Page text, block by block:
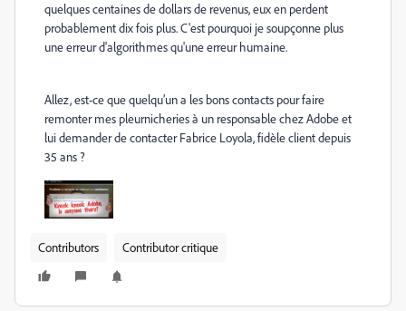
quelques centaines de dollars de revenus, eux en perdent
probablement dix fois plus. C'est pourquoi je soupçonne plus
une erreur d'algorithmes qu'une erreur humaine.
Allez, est-ce que quelqu’un a les bons contacts pour faire
remonter mes pleurnicheries à un responsable chez Adobe et
lui demander de contacter Fabrice Loyola, fidèle client depuis
35 ans ?
Contributors Contributor critique